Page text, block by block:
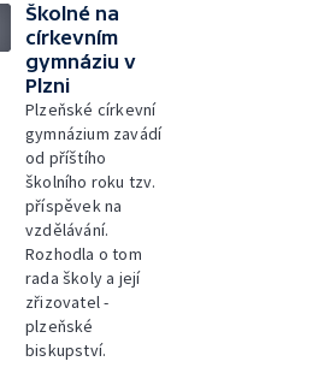
Školné na
církevním
gymnáziu v
Plzni
Plzeňské církevní
gymnázium zavádí
od příštího
školního roku tzv.
příspěvek na
vzdělávání.
Rozhodla o tom
rada školy a její
zřizovatel -
plzeňské
biskupství.